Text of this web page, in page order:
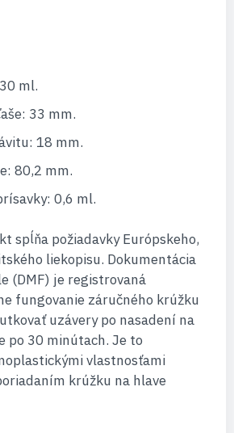
ml.
33 mm.
18 mm.
80,2 mm.
0,6 ml.
spĺňa požiadavky Európskeho,
liekopisu. Dokumentácia
(DMF) je registrovaná
fungovanie záručného krúžku
uzávery po nasadení na
po 30 minútach. Je to
vlastnosťami
krúžku na hlave